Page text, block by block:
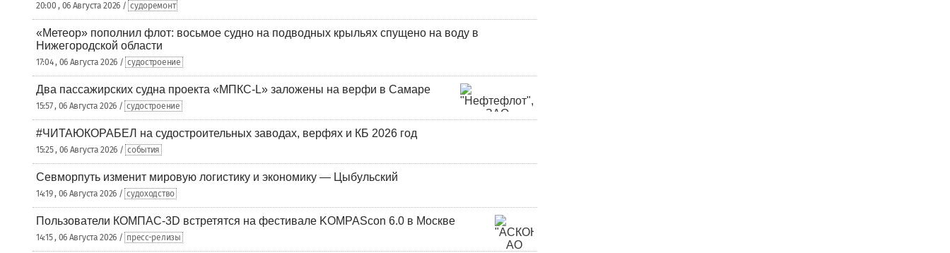
20:00 , 06 Августа 2026 / судоремонт
«Метеор» пополнил флот: восьмое судно на подводных крыльях спущено на воду в
Нижегородской области
17:04 , 06 Августа 2026 / судостроение
Два пассажирских судна проекта «МПКС-L» заложены на верфи в Самаре
15:57 , 06 Августа 2026 / судостроение
#ЧИТАЮКОРАБЕЛ на судостроительных заводах, верфях и КБ 2026 год
15:25 , 06 Августа 2026 / события
Севморпуть изменит мировую логистику и экономику — Цыбульский
14:19 , 06 Августа 2026 / судоходство
Пользователи КОМПАС-3D встретятся на фестивале KOMPAScon 6.0 в Москве
14:15 , 06 Августа 2026 / пресс-релизы